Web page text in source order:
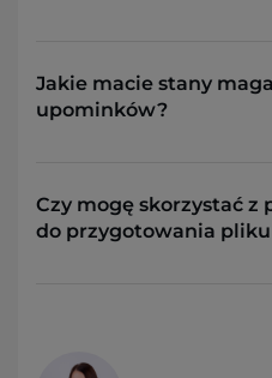
Jakie macie stany
upominków?
Czy mogę skorzystać z
do przygotowania